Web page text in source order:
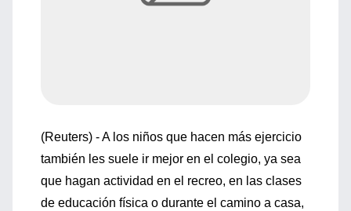
(Reuters) - A los niños que hacen más ejercicio
también les suele ir mejor en el colegio, ya sea
que hagan actividad en el recreo, en las clases
de educación física o durante el camino a casa,